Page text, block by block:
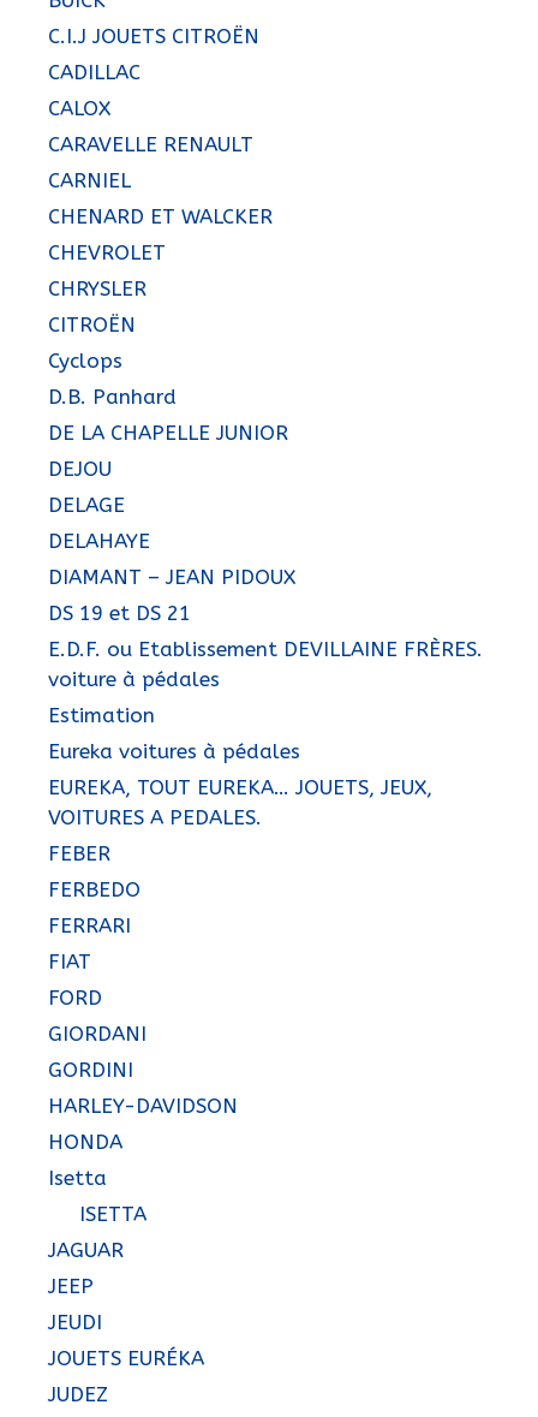
C.I.J JOUETS CITROËN
CADILLAC
CALOX
CARAVELLE RENAULT
CARNIEL
CHENARD ET WALCKER
CHEVROLET
CHRYSLER
CITROËN
Cyclops
D.B. Panhard
DE LA CHAPELLE JUNIOR
DEJOU
DELAGE
DELAHAYE
DIAMANT – JEAN PIDOUX
DS 19 et DS 21
E.D.F. ou Etablissement DEVILLAINE FRÈRES.
voiture à pédales
Estimation
Eureka voitures à pédales
EUREKA, TOUT EUREKA… JOUETS, JEUX,
VOITURES A PEDALES.
FEBER
FERBEDO
FERRARI
FIAT
FORD
GIORDANI
GORDINI
HARLEY-DAVIDSON
HONDA
Isetta
ISETTA
JAGUAR
JEEP
JEUDI
JOUETS EURÉKA
JUDEZ